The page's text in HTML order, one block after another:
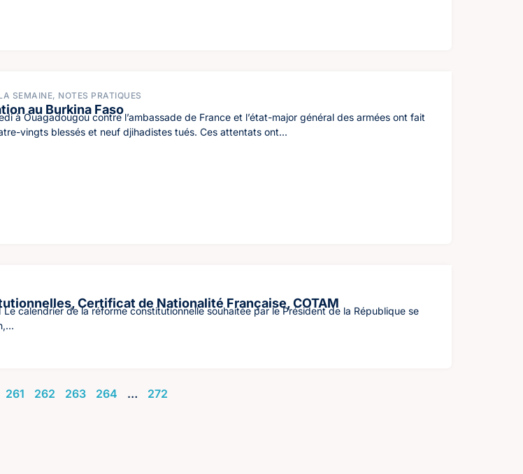
SEMAINE, NOTES PRATIQUES
au Burkina Faso
à Ouagadougou contre l’ambassade de France et l’état-major général des armées ont fait
vingts blessés et neuf djihadistes tués. Ces attentats ont...
Certificat de Nationalité Française, COTAM
calendrier de la réforme constitutionnelle souhaitée par le Président de la République se
261 262 263 264 … 272